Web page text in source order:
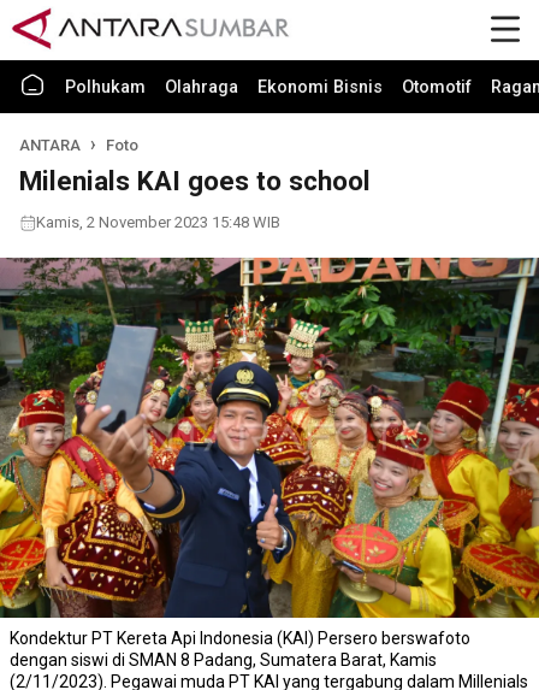
Polhukam Olahraga Ekonomi Bisnis Otomotif
ANTARA Foto
Milenials KAI goes to school
Kamis, 2 November 2023 15:48 WIB
Kondektur PT Kereta Api Indonesia (KAI) Persero berswafoto
dengan siswi di SMAN 8 Padang, Sumatera Barat, Kamis
(2/11/2023). Pegawai muda PT KAI yang tergabung dalam Millenials